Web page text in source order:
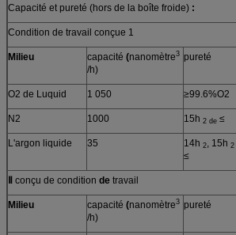
Capacité et pureté (hors de la boîte froide) :
Condition de travail conçue 1
Milieu capacité (nanomètre3
/h)
pureté
O2 de Luquid 1 050 ≥99.6%O2
N2 1000 15h 2 de ≤
L'argon liquide 35 14h 2, 15h 2
≤
Ⅱ conçu de condition de travail
Milieu capacité (nanomètre3
/h)
pureté